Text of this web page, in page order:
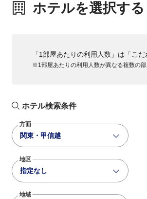
ANA030
738
15:30
大阪伊丹
16:55
羽田
大阪伊丹
ANA036
17:40
大阪伊丹 羽田
ホテルを選択する
「1部屋あたりの利用人数」は「こ
※1部屋あたりの利用人数が異なる複数の
ホテル検索条件
方面
関東・甲信越
地区
指定なし
地域